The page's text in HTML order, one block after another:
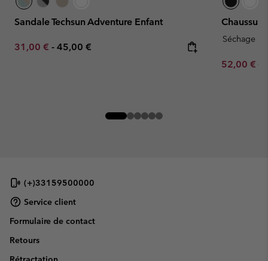
Sandale Techsun Adventure Enfant
Minimum sale price:
31,00 € - Maximum price:
45,00 €
Séchage
Sale price:
52,00 €
(+)33159500000
Service client
Formulaire de contact
Retours